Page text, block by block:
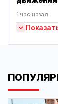
1 час назад